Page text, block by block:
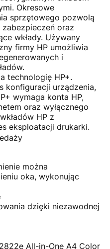
Okresowe
sprzętowego pozwolą
oraz
wkłady. Używany
firmy HP umożliwia
i
technologię HP+.
konfiguracji urządzenia,
wymaga konta HP,
oraz wyłącznego
HP z
eksploatacji drukarki.
można
oka, wykonując
dzięki niezawodnej
All-in-One A4 Color